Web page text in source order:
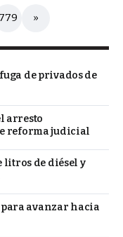
779 »
de privados de
arresto
reforma judicial
litros de diésel y
para avanzar hacia